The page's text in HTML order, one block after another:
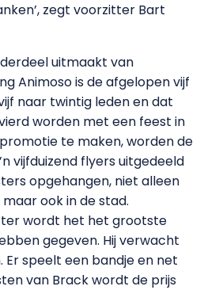
zegt voorzitter Bart
uitmaakt van
Animoso is de afgelopen vijf
naar twintig leden en dat
worden met een feest in
te maken, worden de
vijfduizend flyers uitgedeeld
opgehangen, niet alleen
ook in de stad.
wordt het het grootste
gegeven. Hij verwacht
Er speelt een bandje en net
van Brack wordt de prijs